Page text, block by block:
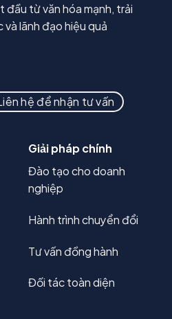
đầu từ văn hóa mạnh, trải
lãnh đạo hiệu quả
hệ để nhận tư vấn
Giải pháp chính
Đào tạo cho doanh
nghiệp
Hành trình chuyển đổi
Tư vấn đồng hành
Đối tác toàn diện